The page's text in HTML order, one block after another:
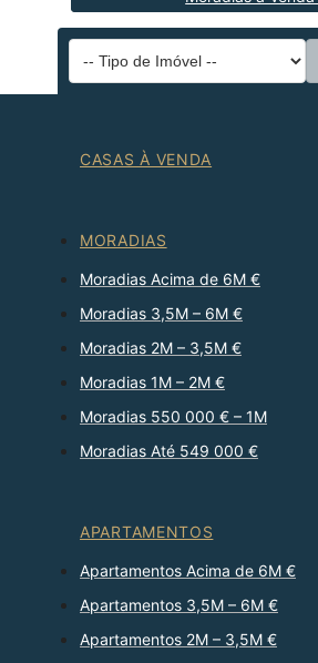
CASAS À VENDA
MORADIAS
Moradias Acima de 6M €
Moradias 3,5M – 6M €
Moradias 2M – 3,5M €
Moradias 1M – 2M €
Moradias 550 000 € – 1M
Moradias Até 549 000 €
APARTAMENTOS
Apartamentos Acima de 6M €
Apartamentos 3,5M – 6M €
Apartamentos 2M – 3,5M €